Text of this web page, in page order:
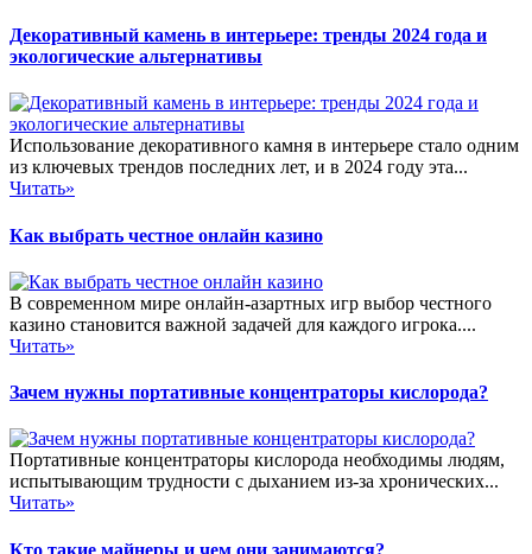
Декоративный камень в интерьере: тренды 2024 года и
экологические альтернативы
Использование декоративного камня в интерьере стало одним
из ключевых трендов последних лет, и в 2024 году эта...
Читать»
Как выбрать честное онлайн казино
В современном мире онлайн-азартных игр выбор честного
казино становится важной задачей для каждого игрока....
Читать»
Зачем нужны портативные концентраторы кислорода?
Портативные концентраторы кислорода необходимы людям,
испытывающим трудности с дыханием из-за хронических...
Читать»
Кто такие майнеры и чем они занимаются?